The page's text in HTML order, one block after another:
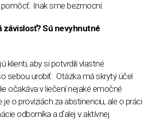
Inak sme bezmocní.
závislosť? Sú nevyhnutné
klienti, aby si potvrdili vlastné
sebou urobiť. Otázka má skrytý účel
očakáva v liečení nejaké emočné
je o províziách za abstinenciu, ale o práci
odborníka a ďalej v aktívnej